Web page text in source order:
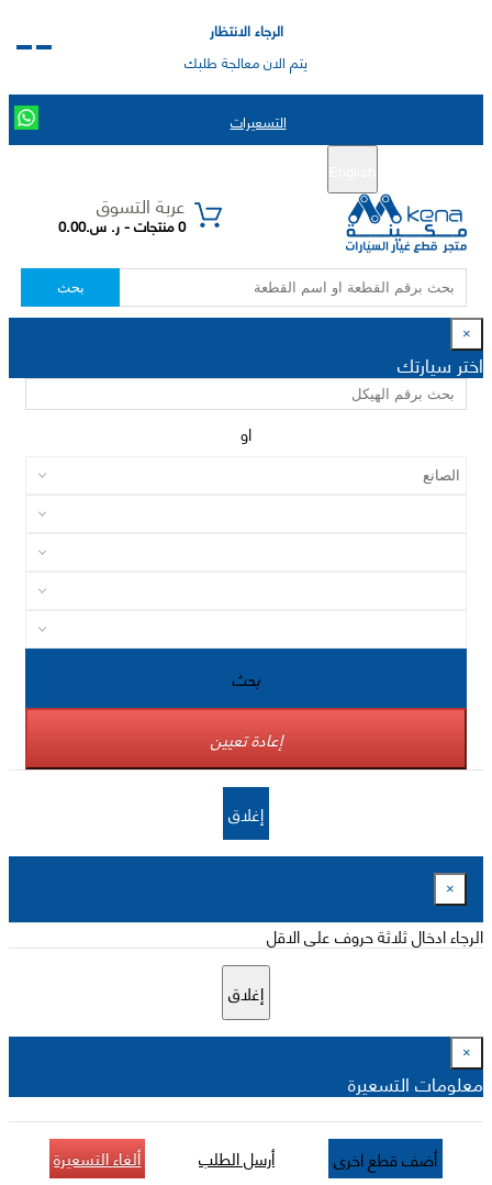
الرجاء الانتظار
يتم الان معالجة طلبك
التسعيرات
عربة التسوق
0 منتجات - ر. س.0.00
بحث
×
اختر سيارتك
او
بحث
إعادة تعيين
إغلاق
×
الرجاء ادخال ثلاثة حروف على الاقل
إغلاق
×
معلومات التسعيرة
أضف قطع اخرى أرسل الطلب ألغاء التسعيرة